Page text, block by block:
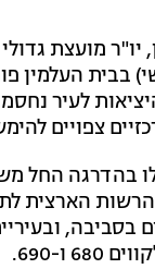
יו"ר מועצת
בבית העלמין
לעיר
צפויים
מהשעה 14:00.
בסביבה,
ו-690.